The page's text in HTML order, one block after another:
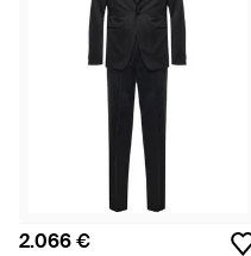
2.066 €